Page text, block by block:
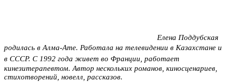
Елена Поддубская
родилась в Алма-Ате. Работала на телевидении в Казахстане и
в СССР. С 1992 года живет во Франции, работает
кинезитерапевтом. Автор нескольких романов, киносценариев,
стихотворений, новелл, рассказов.